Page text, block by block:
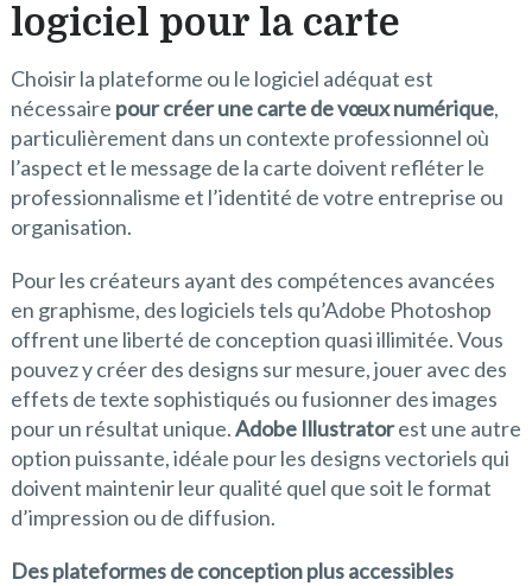
logiciel pour la carte
Choisir la plateforme ou le logiciel adéquat est
nécessaire pour créer une carte de vœux numérique,
particulièrement dans un contexte professionnel où
l’aspect et le message de la carte doivent refléter le
professionnalisme et l’identité de votre entreprise ou
organisation.
Pour les créateurs ayant des compétences avancées
en graphisme, des logiciels tels qu’Adobe Photoshop
offrent une liberté de conception quasi illimitée. Vous
pouvez y créer des designs sur mesure, jouer avec des
effets de texte sophistiqués ou fusionner des images
pour un résultat unique.Adobe Illustratorest une autre
option puissante, idéale pour les designs vectoriels qui
doivent maintenir leur qualité quel que soit le format
d’impression ou de diffusion.
Des plateformes de conception plus accessibles